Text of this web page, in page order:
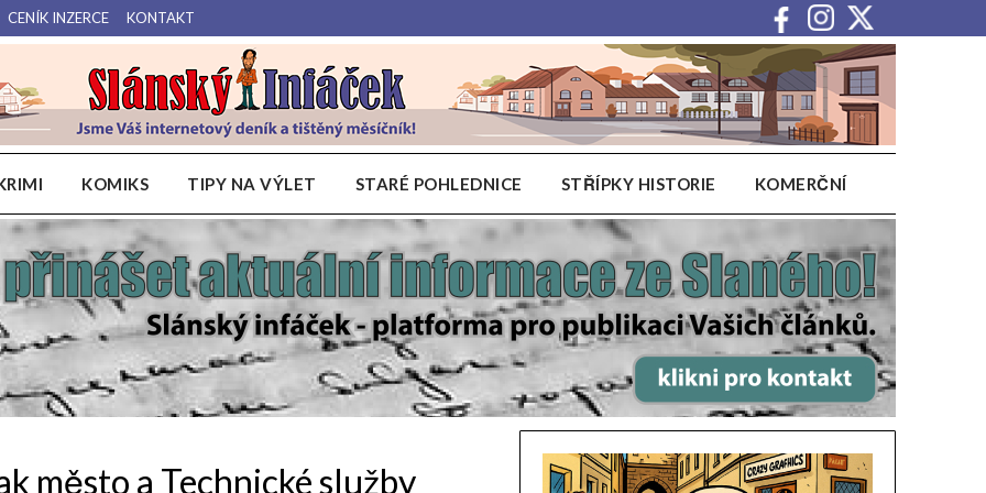
CENÍK INZERCE KONTAKT
Slánský Infáček
Váš internetový deník a tištěný měsíčník pro Slánsko, Kladensko a Lounsko.
KOMIKS TIPY NA VÝLET STARÉ POHLEDNICE STŘÍPKY HISTORIE KOMERČNÍ
město a Technické služby